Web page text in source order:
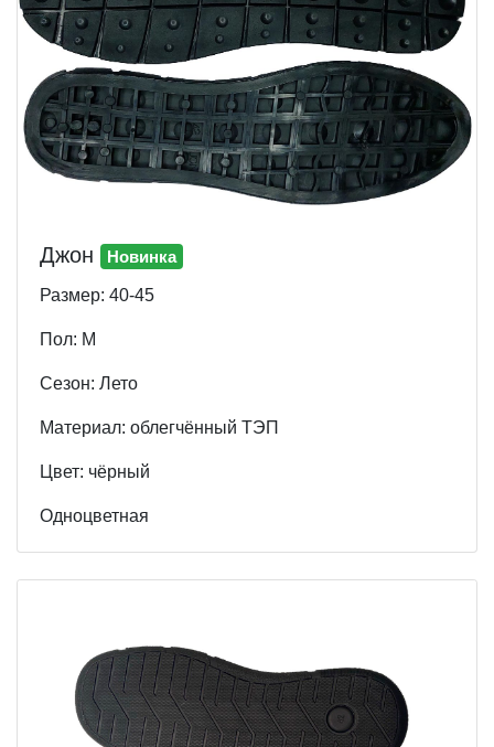
Джон Новинка
Размер: 40-45
Пол: М
Cезон: Лето
Материал: облегчённый ТЭП
Цвет: чёрный
Одноцветная